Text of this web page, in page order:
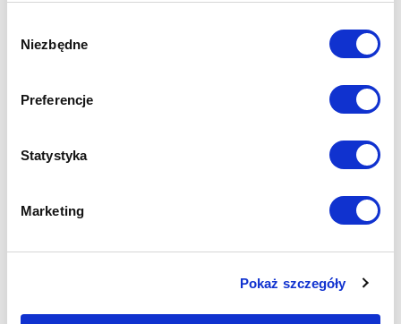
zgody
Niezbędne
Preferencje
Statystyka
Marketing
Pokaż szczegóły